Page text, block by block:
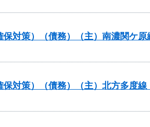
保対策）（債務）（主）南濃関ケ
保対策）（債務）（主）北方多度